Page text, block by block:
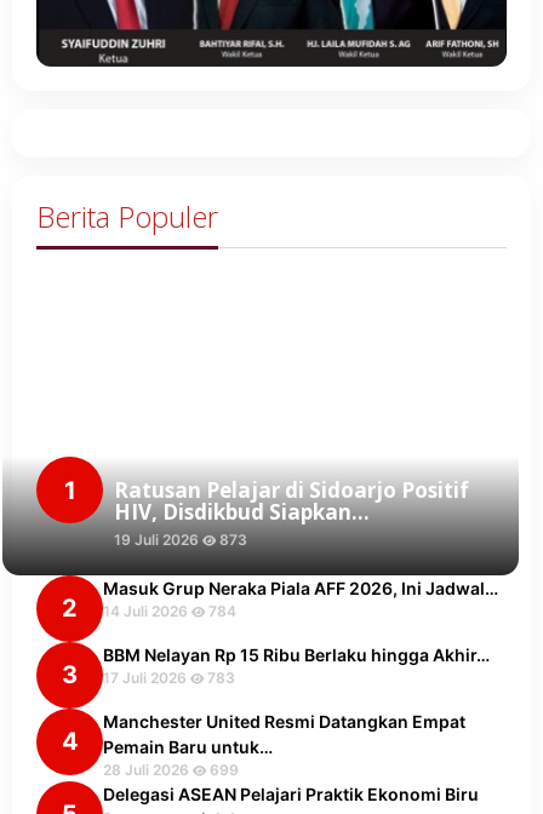
Berita Populer
1 Ratusan Pelajar di Sidoarjo Positif
HIV, Disdikbud Siapkan…
19 Juli 2026 873
2
Masuk Grup Neraka Piala AFF 2026, Ini Jadwal…
14 Juli 2026 784
3
BBM Nelayan Rp 15 Ribu Berlaku hingga Akhir…
17 Juli 2026 783
4
Manchester United Resmi Datangkan Empat
Pemain Baru untuk…
28 Juli 2026 699
Delegasi ASEAN Pelajari Praktik Ekonomi Biru